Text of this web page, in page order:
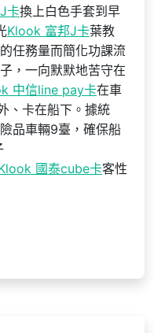
卡換上白色手套到早
Klook 富邦J卡葉教
任務量而簡化功課流
，一向默默地苦守在
中信line pay卡在車
、卡在船下。據統
品車輛9臺，確保船
國泰cube卡客性